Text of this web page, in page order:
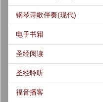
钢琴诗歌伴奏(现代)
电子书籍
圣经阅读
圣经聆听
福音播客